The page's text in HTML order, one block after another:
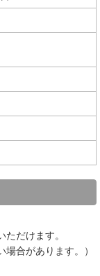
だけます。
場合があります。）